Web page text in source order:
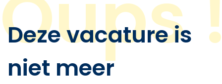
Deze vacature is
niet meer